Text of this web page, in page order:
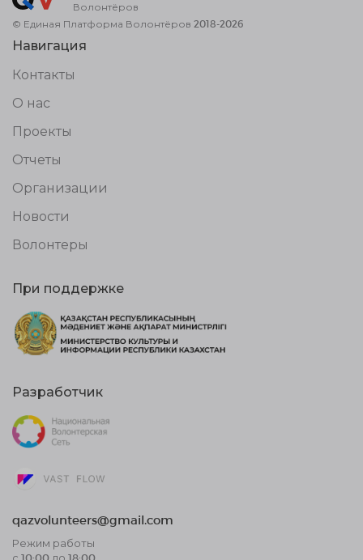
Волонтёров
© Единая Платформа Волонтёров 2018-2026
Навигация
Контакты
О нас
Проекты
Отчеты
Организации
Новости
Волонтеры
При поддержке
Разработчик
qazvolunteers@gmail.com
Режим работы